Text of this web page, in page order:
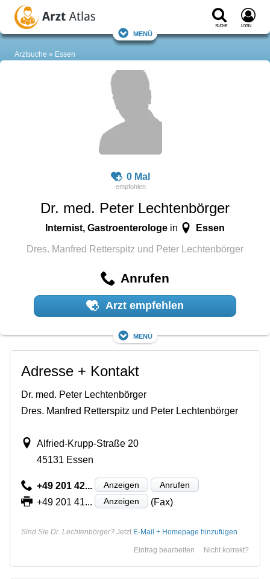
Suche Login
Menü
Arztsuche Essen
0 Mal
Dr. med. Peter Lechtenbörger
Internist, Gastroenterologe in Essen
Dres. Manfred Retterspitz und Peter Lechtenbörger
Anrufen
Arzt empfehlen
Menü
Adresse + Kontakt
Dr. med. Peter Lechtenbörger
Dres. Manfred Retterspitz und Peter Lechtenbörger
Alfried-Krupp-Straße 20
45131 Essen
+49 201 42... Anzeigen Anrufen
+49 201 41... Anzeigen (Fax)
Sind Sie Dr. Lechtenbörger? Jetzt E-Mail + Homepage hinzufügen
Nicht korrekt?
Eintrag bearbeiten